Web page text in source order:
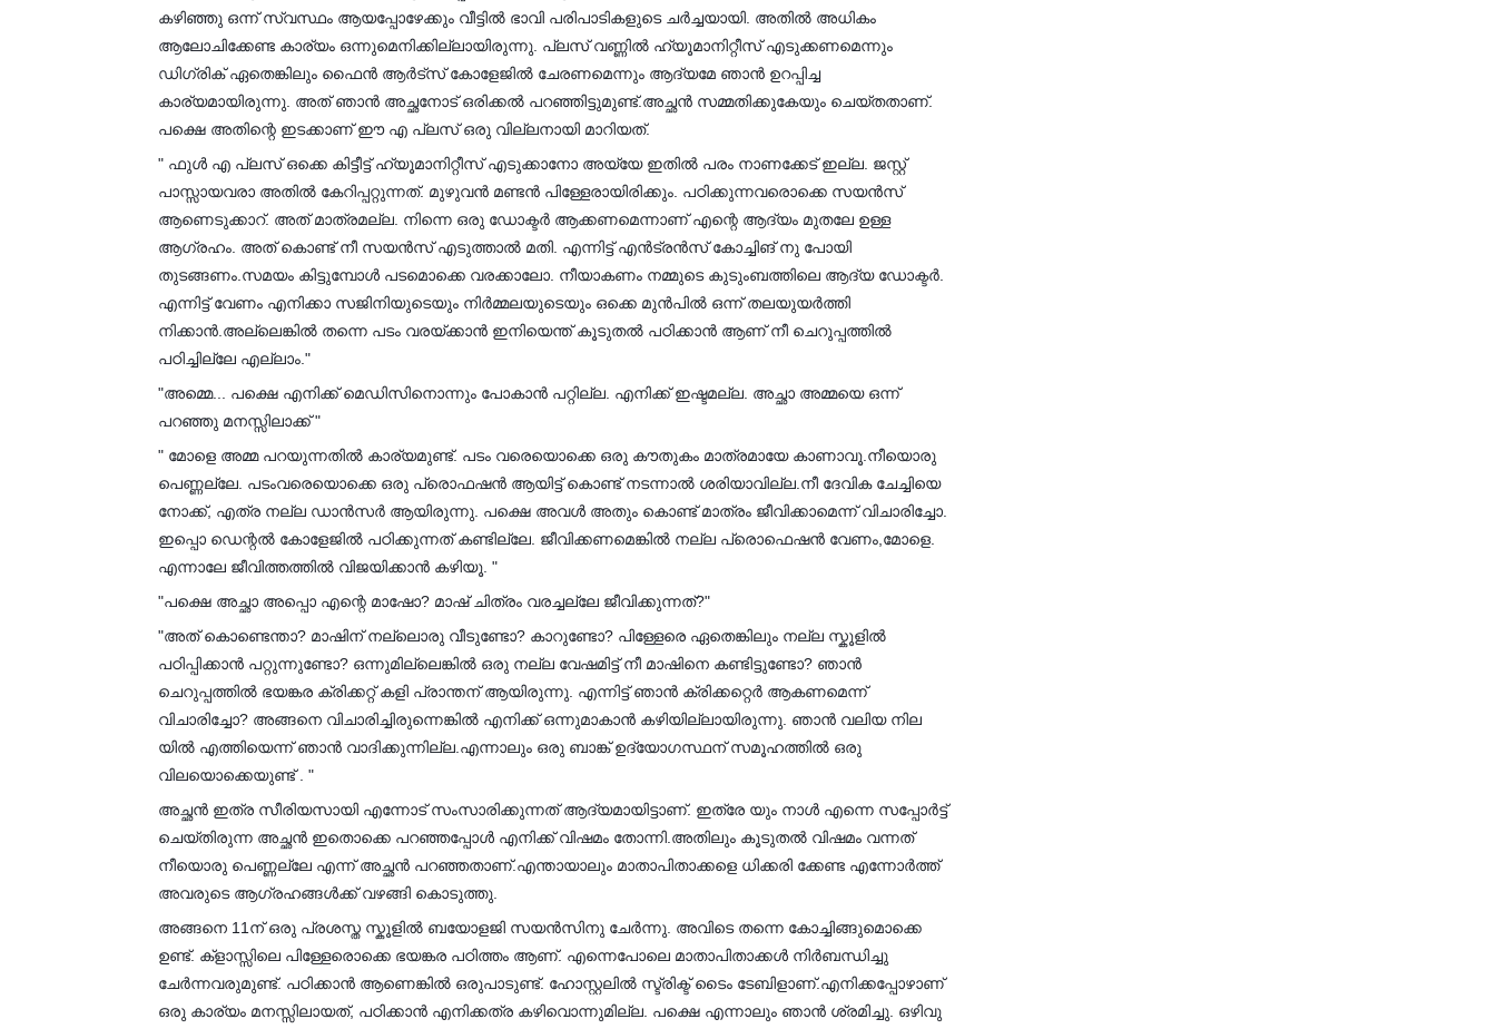
കഴിഞ്ഞു ഒന്ന് സ്വസ്ഥം ആയപ്പോഴേക്കും വീട്ടിൽ ഭാവി പരിപാടികളുടെ ചർച്ചയായി. അതിൽ അധികം
ആലോചിക്കേണ്ട കാര്യം ഒന്നുമെനിക്കില്ലായിരുന്നു. പ്ലസ് വണ്ണിൽ ഹ്യൂമാനിറ്റീസ് എടുക്കണമെന്നും
ഡിഗ്രിക് ഏതെങ്കിലും ഫൈൻ ആർട്സ് കോളേജിൽ ചേരണമെന്നും ആദ്യമേ ഞാൻ ഉറപ്പിച്ച
കാര്യമായിരുന്നു. അത് ഞാൻ അച്ഛനോട് ഒരിക്കൽ പറഞ്ഞിട്ടുമുണ്ട്.അച്ഛൻ സമ്മതിക്കുകേയും ചെയ്തതാണ്.
പക്ഷെ അതിന്റെ ഇടക്കാണ് ഈ എ പ്ലസ് ഒരു വില്ലനായി മാറിയത്.
" ഫുൾ എ പ്ലസ് ഒക്കെ കിട്ടീട്ട് ഹ്യൂമാനിറ്റീസ് എടുക്കാനോ അയ്യേ ഇതിൽ പരം നാണക്കേട് ഇല്ല. ജസ്റ്റ്
പാസ്സായവരാ അതിൽ കേറിപ്പറ്റുന്നത്. മുഴുവൻ മണ്ടൻ പിള്ളേരായിരിക്കും. പഠിക്കുന്നവരൊക്കെ സയൻസ്
ആണെടുക്കാറ്. അത് മാത്രമല്ല. നിന്നെ ഒരു ഡോക്ടർ ആക്കണമെന്നാണ് എന്റെ ആദ്യം മുതലേ ഉള്ള
ആഗ്രഹം. അത് കൊണ്ട് നീ സയൻസ് എടുത്താൽ മതി. എന്നിട്ട് എൻട്രൻസ് കോച്ചിങ് നു പോയി
തുടങ്ങണം.സമയം കിട്ടുമ്പോൾ പടമൊക്കെ വരക്കാലോ. നീയാകണം നമ്മുടെ കുടുംബത്തിലെ ആദ്യ ഡോക്ടർ.
എന്നിട്ട് വേണം എനിക്കാ സജിനിയുടെയും നിർമ്മലയുടെയും ഒക്കെ മുൻപിൽ ഒന്ന് തലയുയർത്തി
നിക്കാൻ.അല്ലെങ്കിൽ തന്നെ പടം വരയ്ക്കാൻ ഇനിയെന്ത് കൂടുതൽ പഠിക്കാൻ ആണ് നീ ചെറുപ്പത്തിൽ
പഠിച്ചില്ലേ എല്ലാം."
"അമ്മെ... പക്ഷെ എനിക്ക് മെഡിസിനൊന്നും പോകാൻ പറ്റില്ല. എനിക്ക് ഇഷ്ടമല്ല. അച്ഛാ അമ്മയെ ഒന്ന്
പറഞ്ഞു മനസ്സിലാക്ക് "
" മോളെ അമ്മ പറയുന്നതിൽ കാര്യമുണ്ട്. പടം വരെയൊക്കെ ഒരു കൗതുകം മാത്രമായേ കാണാവൂ.നീയൊരു
പെണ്ണല്ലേ. പടംവരെയൊക്കെ ഒരു പ്രൊഫഷൻ ആയിട്ട് കൊണ്ട് നടന്നാൽ ശരിയാവില്ല.നീ ദേവിക ചേച്ചിയെ
നോക്ക്, എത്ര നല്ല ഡാൻസർ ആയിരുന്നു. പക്ഷെ അവൾ അതും കൊണ്ട് മാത്രം ജീവിക്കാമെന്ന് വിചാരിച്ചോ.
ഇപ്പൊ ഡെന്റൽ കോളേജിൽ പഠിക്കുന്നത് കണ്ടില്ലേ. ജീവിക്കണമെങ്കിൽ നല്ല പ്രൊഫെഷൻ വേണം,മോളെ.
എന്നാലേ ജീവിത്തത്തിൽ വിജയിക്കാൻ കഴിയൂ. "
"പക്ഷെ അച്ഛാ അപ്പൊ എന്റെ മാഷോ? മാഷ് ചിത്രം വരച്ചല്ലേ ജീവിക്കുന്നത്?"
"അത് കൊണ്ടെന്താ? മാഷിന് നല്ലൊരു വീടുണ്ടോ? കാറുണ്ടോ? പിള്ളേരെ ഏതെങ്കിലും നല്ല സ്കൂളിൽ
പഠിപ്പിക്കാൻ പറ്റുന്നുണ്ടോ? ഒന്നുമില്ലെങ്കിൽ ഒരു നല്ല വേഷമിട്ട് നീ മാഷിനെ കണ്ടിട്ടുണ്ടോ? ഞാൻ
ചെറുപ്പത്തിൽ ഭയങ്കര ക്രിക്കറ്റ് കളി പ്രാന്തന് ആയിരുന്നു. എന്നിട്ട് ഞാൻ ക്രിക്കറ്റെർ ആകണമെന്ന്
വിചാരിച്ചോ? അങ്ങനെ വിചാരിച്ചിരുന്നെങ്കിൽ എനിക്ക് ഒന്നുമാകാൻ കഴിയില്ലായിരുന്നു. ഞാൻ വലിയ നില
യിൽ എത്തിയെന്ന് ഞാൻ വാദിക്കുന്നില്ല.എന്നാലും ഒരു ബാങ്ക് ഉദ്യോഗസ്ഥന് സമൂഹത്തിൽ ഒരു
വിലയൊക്കെയുണ്ട് . "
അച്ഛൻ ഇത്ര സീരിയസായി എന്നോട് സംസാരിക്കുന്നത് ആദ്യമായിട്ടാണ്. ഇത്രേ യും നാൾ എന്നെ സപ്പോർട്ട്
ചെയ്തിരുന്ന അച്ഛൻ ഇതൊക്കെ പറഞ്ഞപ്പോൾ എനിക്ക് വിഷമം തോന്നി.അതിലും കൂടുതൽ വിഷമം വന്നത്
നീയൊരു പെണ്ണല്ലേ എന്ന് അച്ഛൻ പറഞ്ഞതാണ്.എന്തായാലും മാതാപിതാക്കളെ ധിക്കരി ക്കേണ്ട എന്നോർത്ത്
അവരുടെ ആഗ്രഹങ്ങൾക്ക് വഴങ്ങി കൊടുത്തു.
അങ്ങനെ 11ന് ഒരു പ്രശസ്ത സ്കൂളിൽ ബയോളജി സയൻസിനു ചേർന്നു. അവിടെ തന്നെ കോച്ചിങ്ങുമൊക്കെ
ഉണ്ട്. ക്‌ളാസ്സിലെ പിള്ളേരൊക്കെ ഭയങ്കര പഠിത്തം ആണ്. എന്നെപോലെ മാതാപിതാക്കൾ നിർബന്ധിച്ചു
ചേർന്നവരുമുണ്ട്. പഠിക്കാൻ ആണെങ്കിൽ ഒരുപാടുണ്ട്. ഹോസ്റ്റലിൽ സ്ട്രിക്ട് ടൈം ടേബിളാണ്.എനിക്കപ്പോഴാണ്
ഒരു കാര്യം മനസ്സിലായത്, പഠിക്കാൻ എനിക്കത്ര കഴിവൊന്നുമില്ല. പക്ഷെ എന്നാലും ഞാൻ ശ്രമിച്ചു. ഒഴിവു